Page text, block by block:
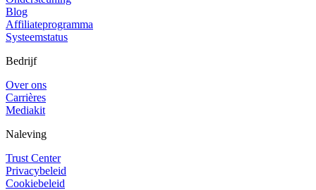
Blog
Affiliateprogramma
Systeemstatus
Bedrijf
Over ons
Carrières
Mediakit
Naleving
Trust Center
Privacybeleid
Cookiebeleid